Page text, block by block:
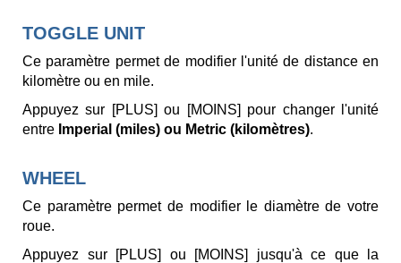
TOGGLE UNIT
Ce paramètre permet de modifier l'unité de distance en
kilomètre ou en mile.
Appuyez sur [PLUS] ou [MOINS] pour changer l'unité
entre Imperial (miles) ou Metric (kilomètres).
WHEEL
Ce paramètre permet de modifier le diamètre de votre
roue.
Appuyez sur [PLUS] ou [MOINS] jusqu'à ce que la